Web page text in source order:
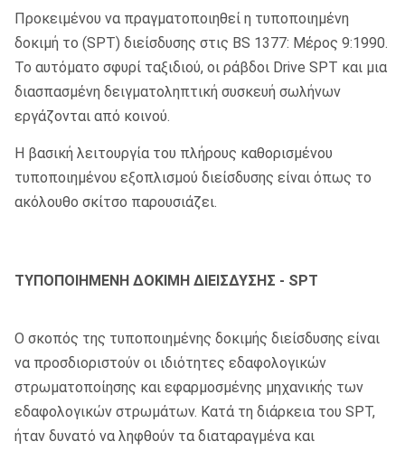
Προκειμένου να πραγματοποιηθεί η τυποποιημένη
δοκιμή το (SPT) διείσδυσης στις BS 1377: Μέρος 9:1990.
Το αυτόματο σφυρί ταξιδιού, οι ράβδοι Drive SPT και μια
διασπασμένη δειγματοληπτική συσκευή σωλήνων
εργάζονται από κοινού.
Η βασική λειτουργία του πλήρους καθορισμένου
τυποποιημένου εξοπλισμού διείσδυσης είναι όπως το
ακόλουθο σκίτσο παρουσιάζει.
ΤΥΠΟΠΟΙΗΜΕΝΗ ΔΟΚΙΜΗ ΔΙΕΙΣΔΥΣΗΣ - SPT
Ο σκοπός της τυποποιημένης δοκιμής διείσδυσης είναι
να προσδιοριστούν οι ιδιότητες εδαφολογικών
στρωματοποίησης και εφαρμοσμένης μηχανικής των
εδαφολογικών στρωμάτων. Κατά τη διάρκεια του SPT,
ήταν δυνατό να ληφθούν τα διαταραγμένα και